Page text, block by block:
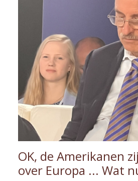
OK, de Amerikanen
over Europa ... Wat